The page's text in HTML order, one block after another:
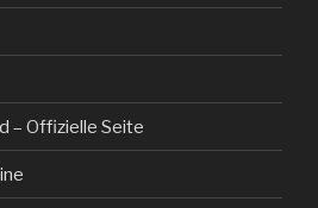
– Offizielle Seite